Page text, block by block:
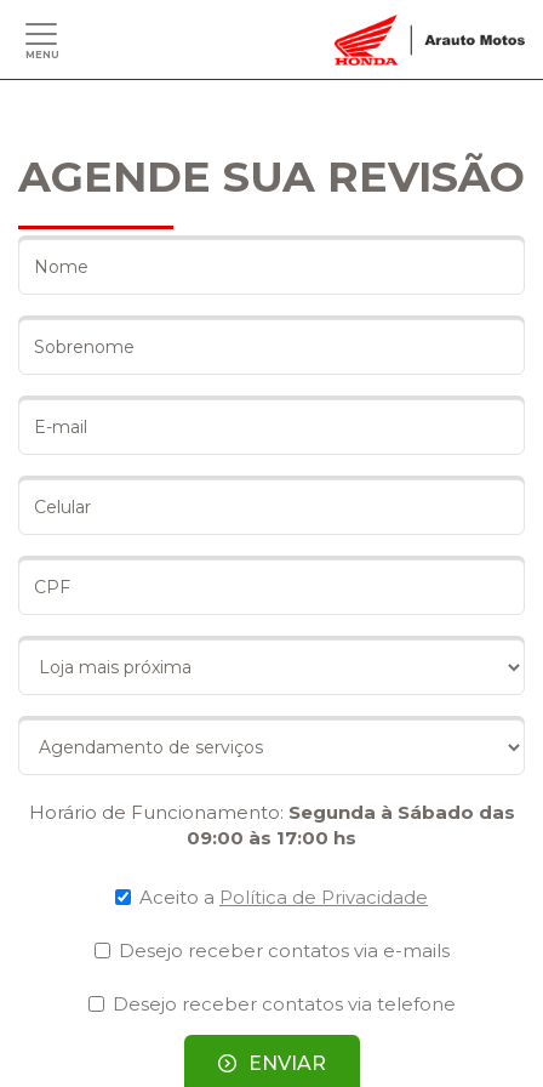
MENU
AGENDE SUA REVISÃO
Horário de Funcionamento: Segunda à Sábado das
09:00 às 17:00 hs
Aceito a Política de Privacidade
Desejo receber contatos via e-mails
Desejo receber contatos via telefone
ENVIAR